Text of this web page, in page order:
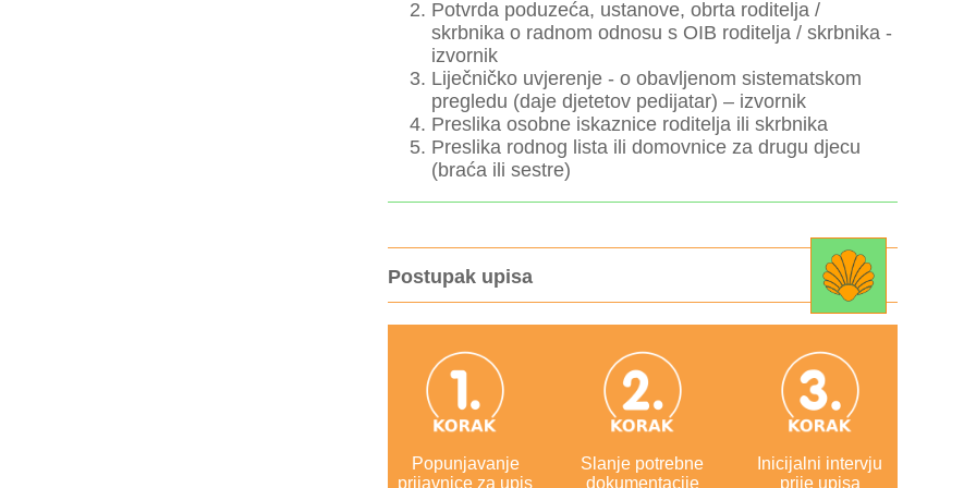
Potvrda poduzeća, ustanove, obrta roditelja /
skrbnika o radnom odnosu s OIB roditelja / skrbnika -
izvornik
Liječničko uvjerenje - o obavljenom sistematskom
pregledu (daje djetetov pedijatar) – izvornik
Preslika osobne iskaznice roditelja ili skrbnika
Preslika rodnog lista ili domovnice za drugu djecu
(braća ili sestre)
Postupak upisa
Popunjavanje
prijavnice za upis
Slanje potrebne
dokumentacije
Inicijalni intervju
prije upisa